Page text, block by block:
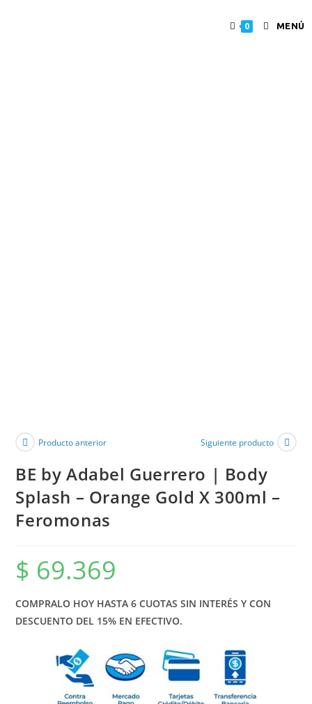
0 MENÚ
Producto anterior Siguiente producto
BE by Adabel Guerrero | Body
Splash – Orange Gold X 300ml –
Feromonas
$ 69.369
COMPRALO HOY HASTA 6 CUOTAS SIN INTERÉS Y CON
DESCUENTO DEL 15% EN EFECTIVO.